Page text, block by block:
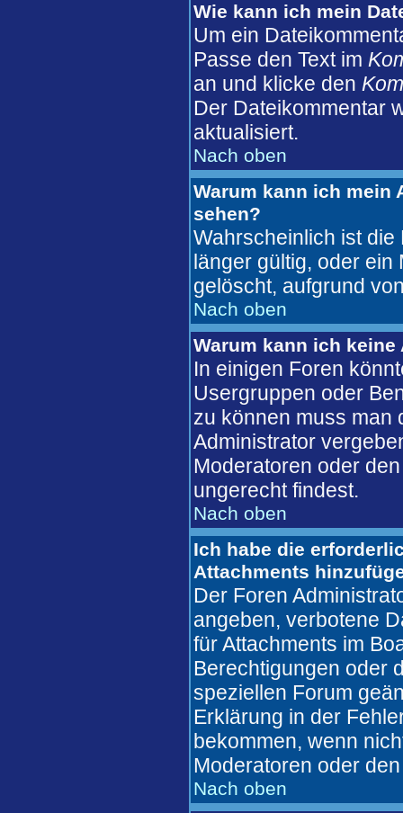
Wie kann ich mein
Um ein
Passe den Text im
an und klicke den
Der Dateikommentar
aktualisiert.
Nach oben
Warum kann ich mein
sehen?
Wahrscheinlich ist
länger gültig, oder ein
gelöscht, aufgrund
Nach oben
Warum kann ich
In einigen Foren
Usergruppen oder
zu können muss man
Administrator
Moderatoren oder
ungerecht findest.
Nach oben
Ich habe die
Attachments
Der Foren
angeben, verbotene
für Attachments im
Berechtigungen oder
speziellen Forum
Erklärung in der
bekommen, wenn
Moderatoren oder
Nach oben